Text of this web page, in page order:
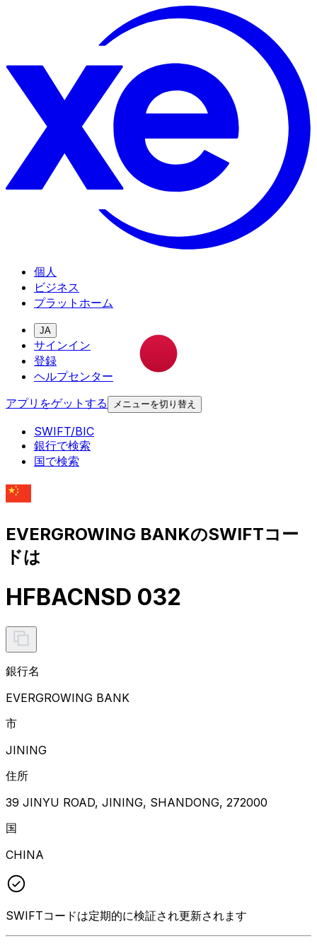
個人
ビジネス
プラットホーム
JA
サインイン
登録
ヘルプセンター
アプリをゲットする
メニューを切り替え
SWIFT/BIC
銀行で検索
国で検索
EVERGROWING BANKのSWIFTコー
ドは
HFBACNSD 032
銀行名
EVERGROWING BANK
市
JINING
住所
39 JINYU ROAD, JINING, SHANDONG, 272000
国
CHINA
SWIFTコードは定期的に検証され更新されます